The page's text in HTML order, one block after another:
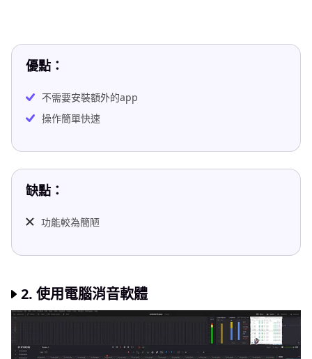
優點：
不需要安裝額外的app
操作簡單快速
缺點：
功能較為簡陋
2. 使用電腦消音軟體